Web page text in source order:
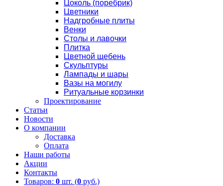
Цоколь (поребрик)
Цветники
Надгробные плиты
Венки
Столы и лавочки
Плитка
Цветной щебень
Скульптуры
Лампады и шары
Вазы на могилу
Ритуальные корзинки
Проектирование
Статьи
Новости
О компании
Доставка
Оплата
Наши работы
Акции
Контакты
Товаров: 0 шт. (0 руб.)